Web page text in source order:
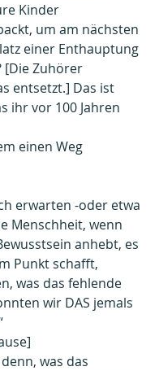
Kinder
um am nächsten
einer Enthauptung
[Die Zuhörer
entsetzt.] Das ist
ihr vor 100 Jahren
einen Weg
erwarten -oder etwa
Menschheit, wenn
anhebt, es
Punkt schafft,
was das fehlende
wir DAS jemals
was das